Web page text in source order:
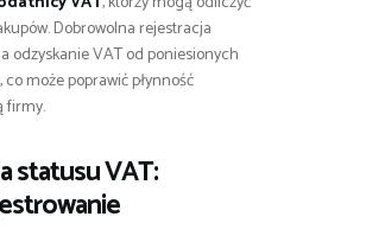
Dobrowolna rejestracja
odzyskanie VAT od poniesionych
co może poprawić płynność
firmy.
statusu VAT: